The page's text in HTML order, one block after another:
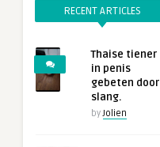
RECENT ARTICLES
Thaise tiener
in penis
gebeten door
slang.
byJolien